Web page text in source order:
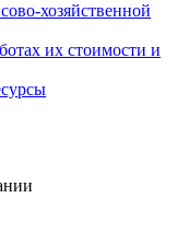
хозяйственной
их стоимости и